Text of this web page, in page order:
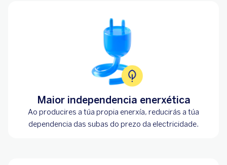
Maior independencia enerxética
Ao producires a túa propia enerxía, reducirás a túa
dependencia das subas do prezo da electricidade.